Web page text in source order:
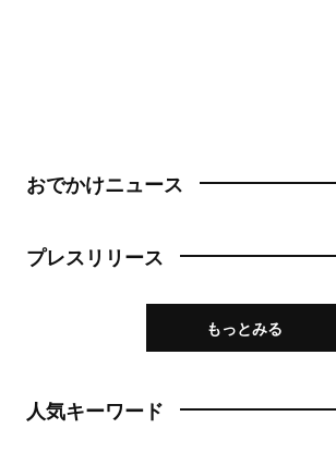
おでかけニュース
プレスリリース
もっとみる
人気キーワード